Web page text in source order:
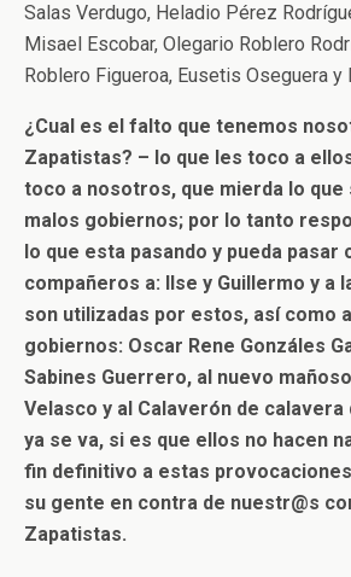
Salas Verdugo, Heladio Pérez
Misael Escobar, Olegario Roblero
Roblero Figueroa, Eusetis Oseguera y
¿Cual es el falto que tenemos
Zapatistas? – lo que les toco a
toco a nosotros, que mierda lo que
malos gobiernos; por lo tanto
lo que esta pasando y pueda pasar
compañeros a: Ilse y Guillermo y a
son utilizadas por estos, así como
gobiernos: Oscar Rene Gonzáles
Sabines Guerrero, al nuevo
Velasco y al Calaverón de calavera
ya se va, si es que ellos no hacen
fin definitivo a estas
su gente en contra de nuestr@s
Zapatistas.